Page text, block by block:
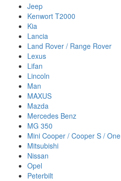
Jeep
Kenwort T2000
Kia
Lancia
Land Rover / Range Rover
Lexus
Lifan
Lincoln
Man
MAXUS
Mazda
Mercedes Benz
MG 350
Mini Cooper / Cooper S / One
Mitsubishi
Nissan
Opel
Peterbilt